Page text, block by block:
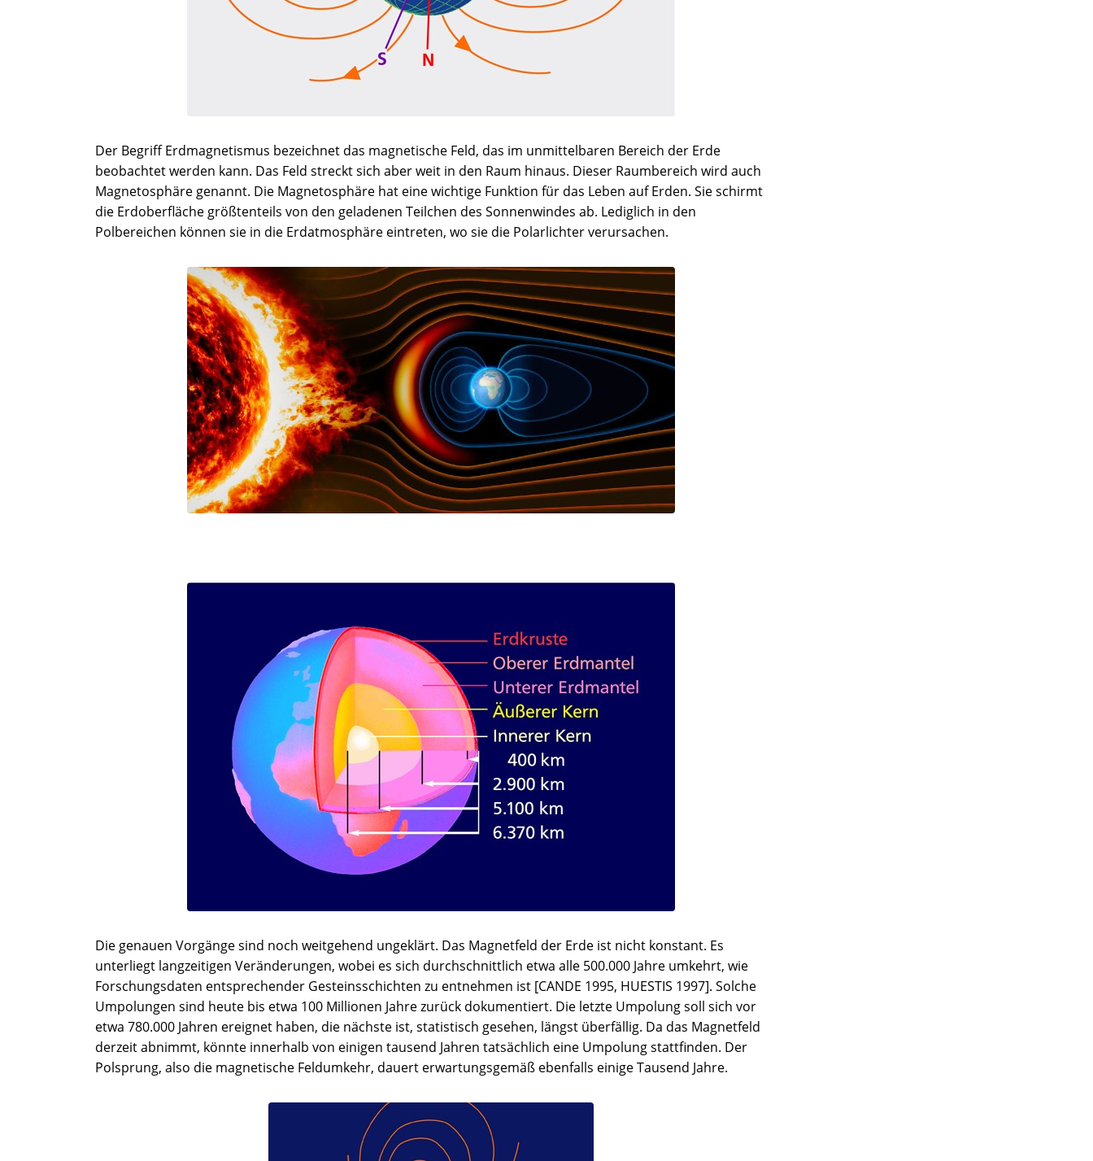
Der Begriff Erdmagnetismus bezeichnet das magnetische Feld, das im unmittelbaren Bereich der Erde
beobachtet werden kann. Das Feld streckt sich aber weit in den Raum hinaus. Dieser Raumbereich wird auch
Magnetosphäre genannt. Die Magnetosphäre hat eine wichtige Funktion für das Leben auf Erden. Sie schirmt
die Erdoberfläche größtenteils von den geladenen Teilchen des Sonnenwindes ab. Lediglich in den
Polbereichen können sie in die Erdatmosphäre eintreten, wo sie die Polarlichter verursachen.
Die genauen Vorgänge sind noch weitgehend ungeklärt. Das Magnetfeld der Erde ist nicht konstant. Es
unterliegt langzeitigen Veränderungen, wobei es sich durchschnittlich etwa alle 500.000 Jahre umkehrt, wie
Forschungsdaten entsprechender Gesteinsschichten zu entnehmen ist [CANDE 1995, HUESTIS 1997]. Solche
Umpolungen sind heute bis etwa 100 Millionen Jahre zurück dokumentiert. Die letzte Umpolung soll sich vor
etwa 780.000 Jahren ereignet haben, die nächste ist, statistisch gesehen, längst überfällig. Da das Magnetfeld
derzeit abnimmt, könnte innerhalb von einigen tausend Jahren tatsächlich eine Umpolung stattfinden. Der
Polsprung, also die magnetische Feldumkehr, dauert erwartungsgemäß ebenfalls einige Tausend Jahre.